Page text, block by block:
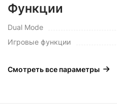
Функции
Dual Mode
Игровые функции
Смотреть все параметры